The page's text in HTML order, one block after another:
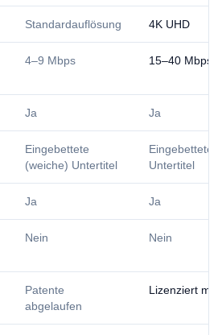
Standardauflösung 4K UHD
4–9 Mbps 15–40 Mbps
Ja Ja
Eingebettete
(weiche) Untertitel
Eingebettete
Untertitel
Ja Ja
Nein Nein
Patente
abgelaufen
Lizenziert mit